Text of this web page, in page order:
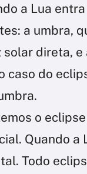
a Lua
a umbra,
direta,
caso do
o
Quando
Todo